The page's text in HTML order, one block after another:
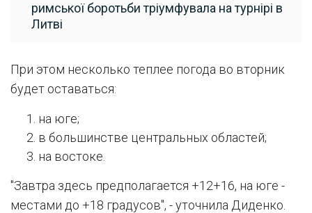
римської боротьби тріумфувала на турнірі в
Литві
При этом несколько теплее погода во вторник
будет оставаться:
на юге;
в большинстве центральных областей;
на востоке.
"Завтра здесь предполагается +12+16, на юге -
местами до +18 градусов", - уточнила Диденко.